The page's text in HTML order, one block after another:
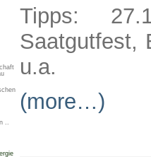
..
Tipps:
Saatgutfest,
u.a.
(more…)